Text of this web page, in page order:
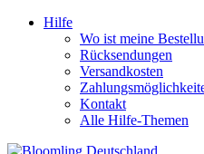
Hilfe
Wo ist meine
Rücksendungen
Versandkosten
Kontakt
Alle Hilfe-Themen